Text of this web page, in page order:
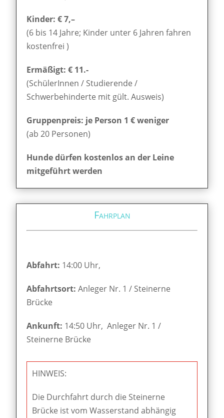
Kinder: € 7,–
(6 bis 14 Jahre; Kinder unter 6 Jahren fahren
kostenfrei )
Ermäßigt: € 11.-
(SchülerInnen / Studierende /
Schwerbehinderte mit gült. Ausweis)
Gruppenpreis: je Person 1 € weniger
(ab 20 Personen)
Hunde dürfen kostenlos an der Leine
mitgeführt werden
Fahrplan
Abfahrt: 14:00 Uhr,
Abfahrtsort:Anleger Nr. 1 / Steinerne
Brücke
Ankunft: 14:50 Uhr, Anleger Nr. 1 /
Steinerne Brücke
HINWEIS:
Die Durchfahrt durch die Steinerne
Brücke ist vom Wasserstand abhängig